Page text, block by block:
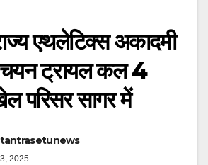
एथलेटिक्स अकादमी
चयन ट्रायल कल 4
परिसर सागर में
2025